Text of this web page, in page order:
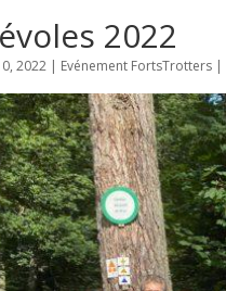
2022
2022| Evénement FortsTrotters|